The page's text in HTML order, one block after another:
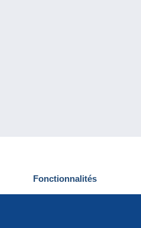
Fonctionnalités
Nouveautés